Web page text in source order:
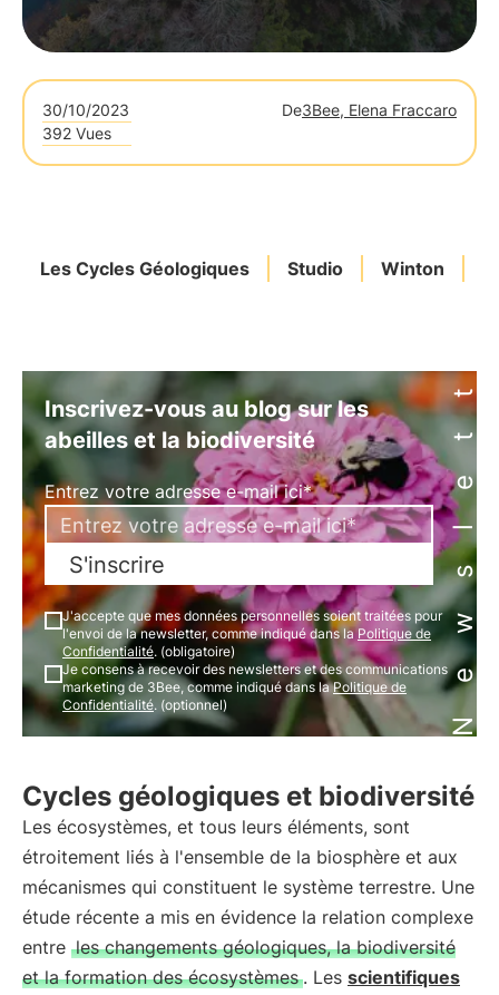
30/10/2023 De3Bee, Elena Fraccaro
392 Vues
Les Cycles Géologiques Studio WintonNewsletter
Inscrivez-vous au blog sur les
abeilles et la biodiversité
Entrez votre adresse e-mail ici*
S'inscrire
J'accepte que mes données personnelles soient traitées pour
l'envoi de la newsletter, comme indiqué dans laPolitique de
Confidentialité. (obligatoire)
Je consens à recevoir des newsletters et des communications
marketing de 3Bee, comme indiqué dans laPolitique de
Confidentialité. (optionnel)
Cycles géologiques et biodiversité
Les écosystèmes, et tous leurs éléments, sont
étroitement liés à l'ensemble de la biosphère et aux
mécanismes qui constituent le système terrestre. Une
étude récente a mis en évidence la relation complexe
entre les changements géologiques, la biodiversité
et la formation des écosystèmes . Les scientifiques